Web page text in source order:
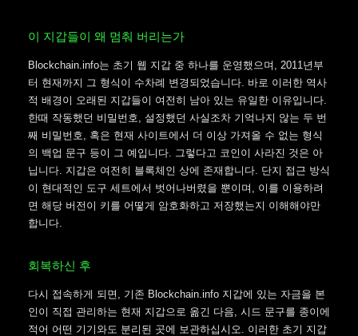
이 지갑들이 왜 멈춰 버리는가
Blockchain.info는 초기 웹 지갑 중 하나를 운영했으며, 2011년부
터 현재까지 그 형식이 수차례 변경되었습니다. 바로 이러한 역사
적 배경이 오래된 지갑들이 여전히 남아 있는 유일한 이유입니다.
한때 작동했던 비밀번호, 설정했던 사실조차 기억나지 않는 두 번
째 비밀번호, 혹은 현재 사이트에서 더 이상 가져올 수 없는 형식
의 백업 문구 등이 그 예입니다. 그렇다고 코인이 사라진 것은 아
닙니다. 지갑은 여전히 블록체인 상에 존재합니다. 단지 접근 방식
이 현대적인 도구 세트에서 벗어나버렸을 뿐이며, 이를 이용하려
면 해당 버전이 키를 어떻게 암호화하고 저장했는지 이해해야만
합니다.
회복하신 후
다시 접속하게 되면, 기존 Blockchain.info 지갑에 있는 자금을 본
인이 직접 관리하는 현재 지갑으로 옮긴 다음, 시드 문구를 종이에
적어 어떤 기기와도 분리된 곳에 보관하십시오. 이러한 초기 지갑